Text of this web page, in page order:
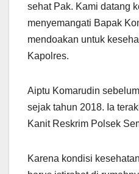
sehat Pak. Kami datang
menyemangati Bapak
mendoakan untuk
Kapolres.
Aiptu Komarudin
sejak tahun 2018. Ia
Kanit Reskrim Polsek
Karena kondisi